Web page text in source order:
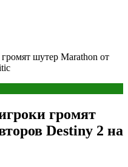
шутер Marathon от
громят
Destiny 2 на